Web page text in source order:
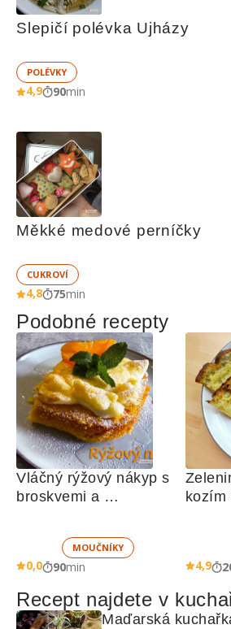
Slepičí polévka Ujházy
POLÉVKY
4,9 90min
Měkké medové perníčky
CUKROVÍ
4,8 75min
Podobné recepty
Vláčný rýžový nákyp s
broskvemi a
MOUČNÍKY
0,0 90min
kozím
4,9
Recept najdete v
Maďarská